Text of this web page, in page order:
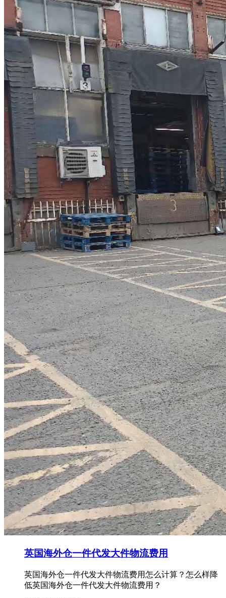
英国海外仓一件代发大件物流费用
英国海外仓一件代发大件物流费用怎么计算？怎么样降
低英国海外仓一件代发大件物流费用？